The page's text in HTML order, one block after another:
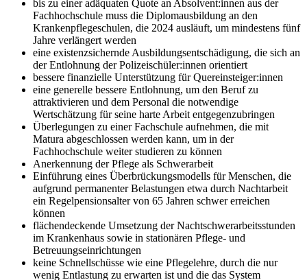
bis zu einer adäquaten Quote an Absolvent:innen aus der
Fachhochschule muss die Diplomausbildung an den
Krankenpflegeschulen, die 2024 ausläuft, um mindestens fünf
Jahre verlängert werden
eine existenzsichernde Ausbildungsentschädigung, die sich an
der Entlohnung der Polizeischüler:innen orientiert
bessere finanzielle Unterstützung für Quereinsteiger:innen
eine generelle bessere Entlohnung, um den Beruf zu
attraktivieren und dem Personal die notwendige
Wertschätzung für seine harte Arbeit entgegenzubringen
Überlegungen zu einer Fachschule aufnehmen, die mit
Matura abgeschlossen werden kann, um in der
Fachhochschule weiter studieren zu können
Anerkennung der Pflege als Schwerarbeit
Einführung eines Überbrückungsmodells für Menschen, die
aufgrund permanenter Belastungen etwa durch Nachtarbeit
ein Regelpensionsalter von 65 Jahren schwer erreichen
können
flächendeckende Umsetzung der Nachtschwerarbeitsstunden
im Krankenhaus sowie in stationären Pflege- und
Betreuungseinrichtungen
keine Schnellschüsse wie eine Pflegelehre, durch die nur
wenig Entlastung zu erwarten ist und die das System